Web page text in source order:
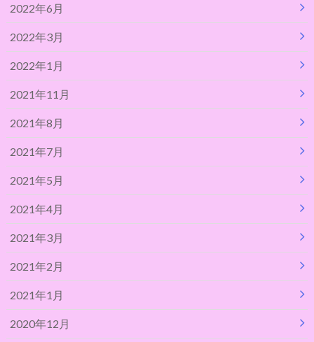
2022年6月
2022年3月
2022年1月
2021年11月
2021年8月
2021年7月
2021年5月
2021年4月
2021年3月
2021年2月
2021年1月
2020年12月